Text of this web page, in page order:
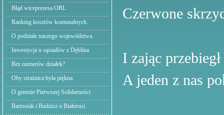
Błąd wiceprezesa ORL
Ranking kosztów komunalnych.
O podziale naszego województwa.
Inwestycja u sąsiadów z Dęblina
Bez numerów działek?
Oby strażnica była piękna.
O genezie Pierwszej Solidarności
Bartosiak i Budzisz o Białorusi.
Czerwone
I zając
A jeden z nas